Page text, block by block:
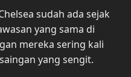
sudah ada sejak
yang sama di
mereka sering kali
yang sengit.